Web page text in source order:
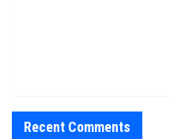
Recent Comments